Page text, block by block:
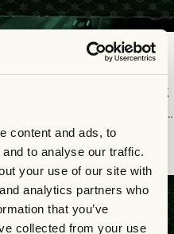
content and ads, to
to analyse our traffic.
your use of our site with
analytics partners who
that you’ve
collected from your use
BK 26/7
hemma mot Halmstads BK
Fredrik Holmberg och
till matchen: